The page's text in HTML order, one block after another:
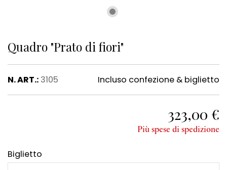
Quadro "Prato di fiori"
N. ART.: 3105 Incluso confezione & biglietto
323,00 €
Più spese di spedizione
Biglietto